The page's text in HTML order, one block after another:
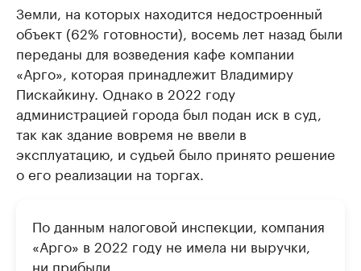
Земли, на которых находится недостроенный
объект (62% готовности), восемь лет назад были
переданы для возведения кафе компании
«Арго», которая принадлежит Владимиру
Пискайкину. Однако в 2022 году
администрацией города был подан иск в суд,
так как здание вовремя не ввели в
эксплуатацию, и судьей было принято решение
о его реализации на торгах.
По данным налоговой инспекции, компания
«Арго» в 2022 году не имела ни выручки,
ни прибыли.